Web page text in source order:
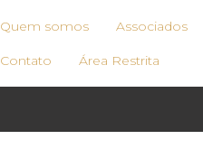
Quem somos Associados
Contato Área Restrita